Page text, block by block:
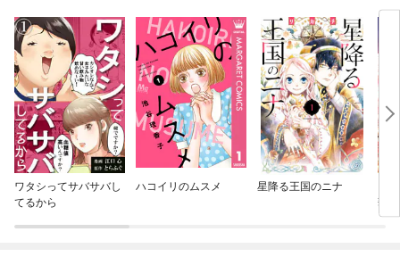
ワタシってサバサバし
てるから
ハコイリのムスメ 星降る王国のニナ
華